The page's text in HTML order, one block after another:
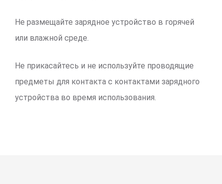
Не размещайте зарядное устройство в горячей
или влажной среде.
Не прикасайтесь и не используйте проводящие
предметы для контакта с контактами зарядного
устройства во время использования.